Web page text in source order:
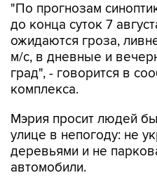
"По прогнозам
до конца суток 7
ожидаются гроза,
м/с, в дневные и
град", - говорится в
комплекса.
Мэрия просит людей
улице в непогоду: не
деревьями и не
автомобили.